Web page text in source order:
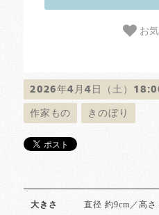
お
2026年4月4日（土）
作家もの きのぼり
大きさ 直径 約9cm／高さ